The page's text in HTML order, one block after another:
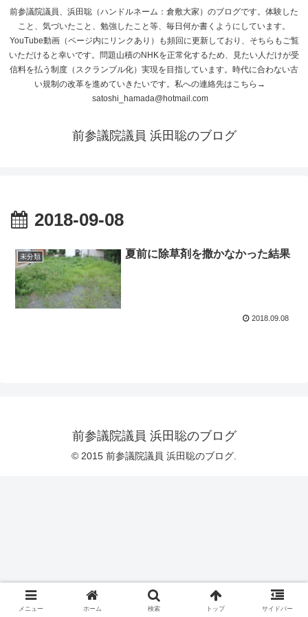
前参議院議員、浜田聡（ハンドルネーム：倉敷大家）のブログです。体験した
こと、気づいたこと、勉強したこと等、毎日何か書くようにしています。
YouTube動画（ページ内にリンクあり）も頻回に更新しており、そちらもご覧
いただけると幸いです。問題山積のNHKを正常化するため、見たい人だけが受
信料を払う制度（スクランブル化）実現を目指しています。時代に合わない古
い規制の改革を進めていきたいです。私への連絡先はこちら→
satoshi_hamada@hotmail.com
前参議院議員 浜田聡のブログ
2018-09-08
未分類 夏前に除草剤を撒かなかった結果
2018.09.08
前参議院議員 浜田聡のブログ
© 2015 前参議院議員 浜田聡のブログ.
メニュー ホーム 検索 トップ サイドバー